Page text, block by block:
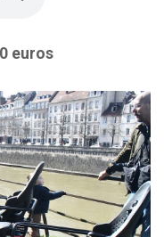
euros